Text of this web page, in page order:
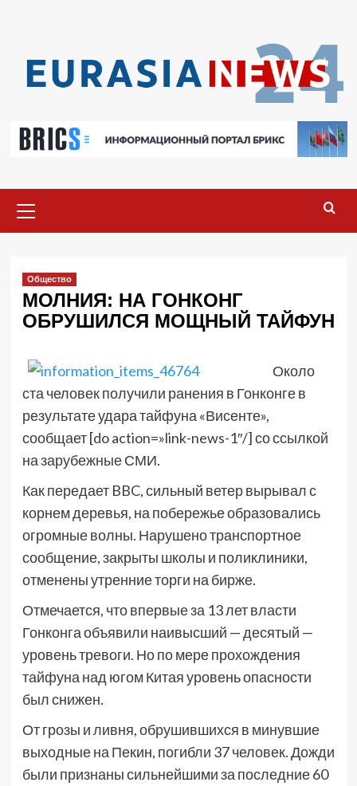
меню
Общество
МОЛНИЯ: НА ГОНКОНГ
ОБРУШИЛСЯ МОЩНЫЙ ТАЙФУН
Около
ста человек получили ранения в Гонконге в
результате удара тайфуна «Висенте»,
сообщает [do action=»link-news-1″/] со ссылкой
на зарубежные СМИ.
Как передает BBC, сильный ветер вырывал с
корнем деревья, на побережье образовались
огромные волны. Нарушено транспортное
сообщение, закрыты школы и поликлиники,
отменены утренние торги на бирже.
Отмечается, что впервые за 13 лет власти
Гонконга объявили наивысший — десятый —
уровень тревоги. Но по мере прохождения
тайфуна над югом Китая уровень опасности
был снижен.
От грозы и ливня, обрушившихся в минувшие
выходные на Пекин, погибли 37 человек. Дожди
были признаны сильнейшими за последние 60